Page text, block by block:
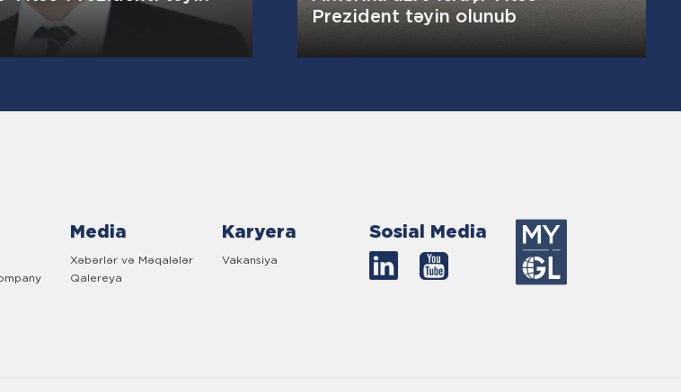
Prezident təyin olunub
Media
Xəbərlər və Məqalələr
Qalereya
Karyera
Vakansiya
Sosial Media